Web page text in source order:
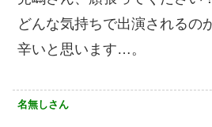
どんな気持ちで出演されるの
辛いと思います…。
名無しさん